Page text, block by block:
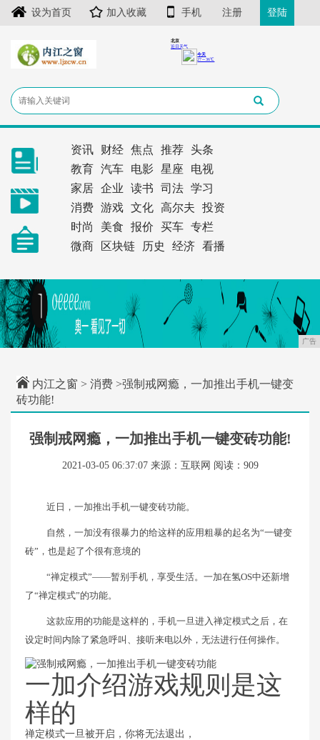
设为首页 加入收藏 手机 注册 登陆
资讯 财经 焦点 推荐
头条
教育
汽车 电影 星座
电视
家居
企业 读书 司法
学习
消费
游戏 文化 高尔夫
投资
时尚
美食 报价 买车
专栏
微商
区块链 历史 经济 看播
广告
内江之窗 > 消费 >强制戒网瘾，一加推出手机一键变
砖功能!
强制戒网瘾，一加推出手机一键变砖功能!
2021-03-05 06:37:07 来源：互联网 阅读：909
近日，一加推出手机一键变砖功能。
自然，一加没有很暴力的给这样的应用粗暴的起名为“一键变
砖”，也是起了个很有意境的
“禅定模式”——暂别手机，享受生活。一加在氢OS中还新增
了“禅定模式”的功能。
这款应用的功能是这样的，手机一旦进入禅定模式之后，在
设定时间内除了紧急呼叫、接听来电以外，无法进行任何操作。
一加介绍游戏规则是这
样的
禅定模式一旦被开启，你将无法退出，